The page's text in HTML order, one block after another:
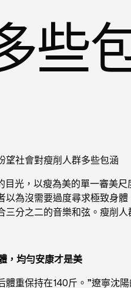
些
望社會對瘦削人群多些包涵
光，以瘦為美的單一審美
為沒需要過度尋求極致身體
分之二的音樂和弦。瘦削
，均勻安康才是美
重保持在140斤。”遼寧沈